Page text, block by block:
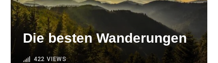
Die besten Wanderungen
422 VIEWS